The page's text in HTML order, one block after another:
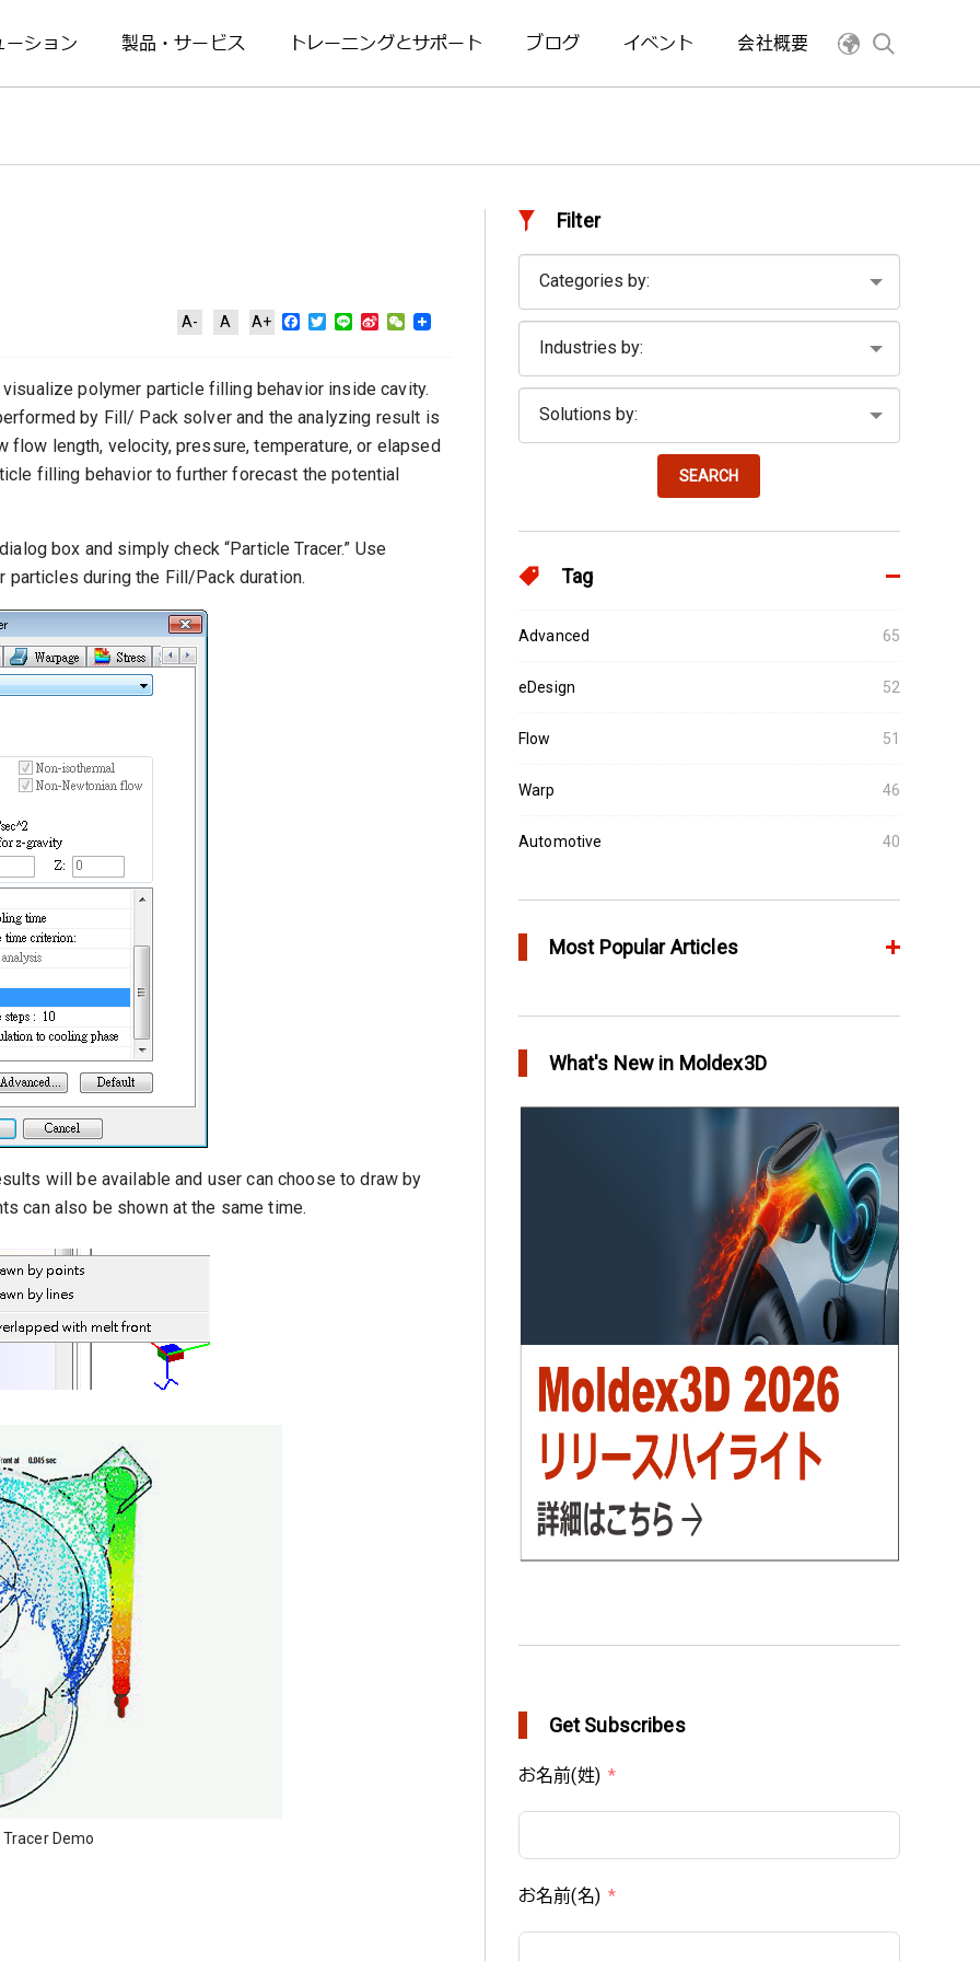
ーション 製品・サービス トレーニングとサポート ブログ イベント 会社概要
A- A A+ Facebook
Twitter
LineSinaWeChat
polymer particle filling behavior inside cavity.
by Fill/ Pack solver and the analyzing result is
flow length, velocity, pressure, temperature, or elapsed
filling behavior to further forecast the potential
box and simply check “Particle Tracer.” Use
during the Fill/Pack duration.
will be available and user can choose to draw by
can also be shown at the same time.
Demo
Filter
SEARCH
Tag
Advanced 65
eDesign 52
Flow 51
Warp 46
Automotive 40
Most Popular Articles
in Top Story
欧州最大手の自動車部品パーツメーカー
Faurecia社の製品設計最適化プロジェクト－
YUDO、ホットランナーシステム成形開発のデザ
イン検証および最適化にMoldex3Dの統合を実現
What's New in Moldex3D
Get Subscribes
お名前(姓)
お名前(名)